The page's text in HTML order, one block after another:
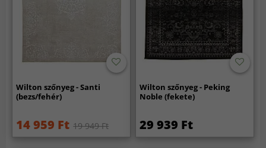
Wilton szőnyeg - Santi
(bezs/fehér)
14 959 Ft 19 949 Ft
Wilton szőnyeg - Peking
Noble (fekete)
29 939 Ft